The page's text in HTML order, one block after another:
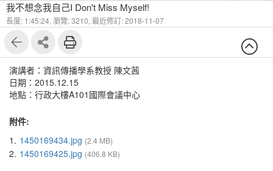
我不想念我自己I Don't Miss Myself!
長度: 1:45:24, 瀏覽: 3210, 最近修訂: 2018-11-07
演講者：資訊傳播學系教授 陳文茜
日期：2015.12.15
地點：行政大樓A101國際會議中心
附件:
1. 1450169434.jpg (2.4 MB)
2. 1450169425.jpg (406.8 KB)